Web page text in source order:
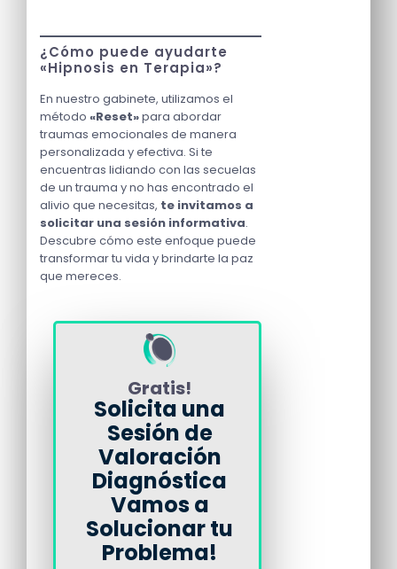
¿Cómo puede ayudarte
«Hipnosis en Terapia»?
En nuestro gabinete, utilizamos el
método «Reset»para abordar
traumas emocionales de manera
personalizada y efectiva. Si te
encuentras lidiando con las secuelas
de un trauma y no has encontrado el
alivio que necesitas, te invitamos a
solicitar una sesión informativa.
Descubre cómo este enfoque puede
transformar tu vida y brindarte la paz
que mereces.
Gratis!
Solicita una
Sesión de
Valoración
Diagnóstica
Vamos a
Solucionar tu
Problema!